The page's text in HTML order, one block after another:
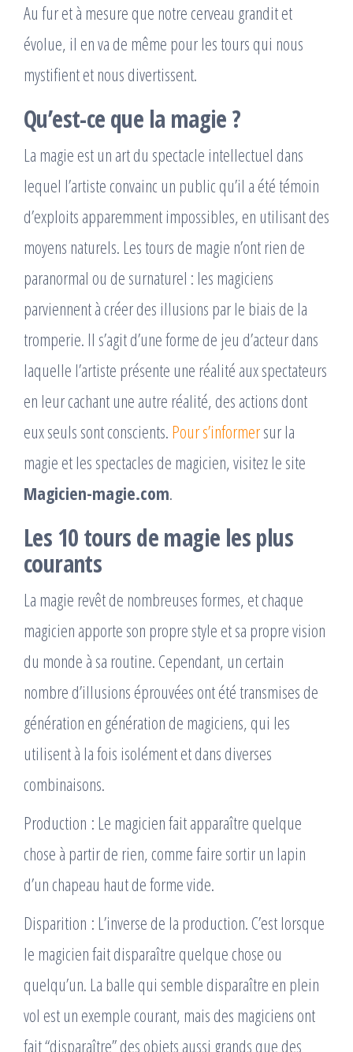
Au fur et à mesure que notre cerveau grandit et
évolue, il en va de même pour les tours qui nous
mystifient et nous divertissent.
Qu’est-ce que la magie ?
La magie est un art du spectacle intellectuel dans
lequel l’artiste convainc un public qu’il a été témoin
d’exploits apparemment impossibles, en utilisant des
moyens naturels. Les tours de magie n’ont rien de
paranormal ou de surnaturel : les magiciens
parviennent à créer des illusions par le biais de la
tromperie. Il s’agit d’une forme de jeu d’acteur dans
laquelle l’artiste présente une réalité aux spectateurs
en leur cachant une autre réalité, des actions dont
eux seuls sont conscients. Pour s’informersur la
magie et les spectacles de magicien, visitez le site
Magicien-magie.com.
Les 10 tours de magie les plus
courants
La magie revêt de nombreuses formes, et chaque
magicien apporte son propre style et sa propre vision
du monde à sa routine. Cependant, un certain
nombre d’illusions éprouvées ont été transmises de
génération en génération de magiciens, qui les
utilisent à la fois isolément et dans diverses
combinaisons.
Production : Le magicien fait apparaître quelque
chose à partir de rien, comme faire sortir un lapin
d’un chapeau haut de forme vide.
Disparition : L’inverse de la production. C’est lorsque
le magicien fait disparaître quelque chose ou
quelqu’un. La balle qui semble disparaître en plein
vol est un exemple courant, mais des magiciens ont
fait “disparaître” des objets aussi grands que des